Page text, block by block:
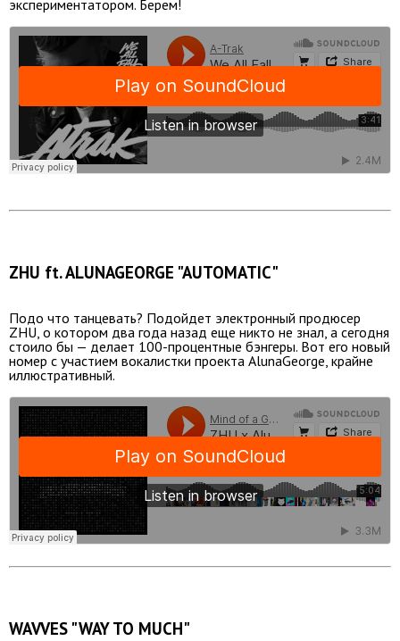
экспериментатором. Берем!
ZHU ft. ALUNAGEORGE "AUTOMATIC"
Подо что танцевать? Подойдет электронный продюсер
ZHU, о котором два года назад еще никто не знал, а сегодня
стоило бы — делает 100-процентные бэнгеры. Вот его новый
номер с участием вокалистки проекта AlunaGeorge, крайне
иллюстративный.
WAVVES "WAY TO MUCH"